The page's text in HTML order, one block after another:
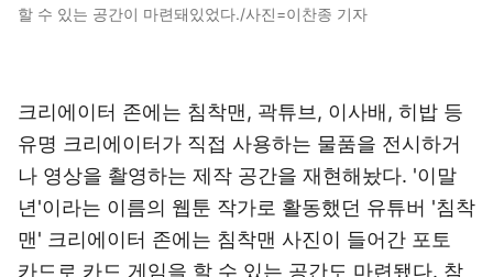
할 수 있는 공간이 마련돼있었다./사진=이찬종 기자
크리에이터 존에는 침착맨, 곽튜브, 이사배, 히밥 등
유명 크리에이터가 직접 사용하는 물품을 전시하거
나 영상을 촬영하는 제작 공간을 재현해놨다. '이말
년'이라는 이름의 웹툰 작가로 활동했던 유튜버 '침착
맨' 크리에이터 존에는 침착맨 사진이 들어간 포토
카드로 카드 게임을 할 수 있는 공간도 마련됐다. 참